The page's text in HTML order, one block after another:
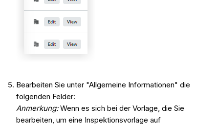
Bearbeiten Sie unter "Allgemeine Informationen" die
folgenden Felder:
Anmerkung:Wenn es sich bei der Vorlage, die Sie
bearbeiten, um eine Inspektionsvorlage auf